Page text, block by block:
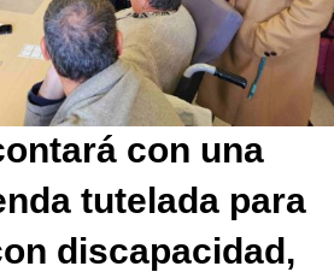
con una
tutelada para
discapacidad,